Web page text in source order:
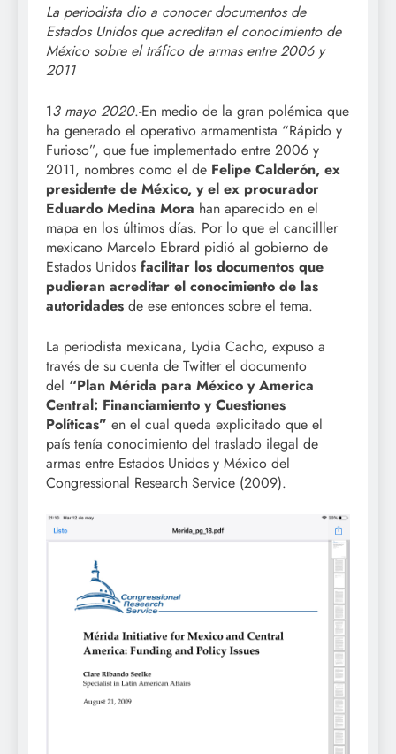
La periodista dio a conocer documentos de
Estados Unidos que acreditan el conocimiento de
México sobre el tráfico de armas entre 2006 y
2011
13 mayo 2020.-En medio de la gran polémica que
ha generado el operativo armamentista “Rápido y
Furioso”, que fue implementado entre 2006 y
2011, nombres como el de Felipe Calderón, ex
presidente de México, y el ex procurador
Eduardo Medina Mora han aparecido en el
mapa en los últimos días. Por lo que el cancilller
mexicano Marcelo Ebrard pidió al gobierno de
Estados Unidos facilitar los documentos que
pudieran acreditar el conocimiento de las
autoridades de ese entonces sobre el tema.
La periodista mexicana, Lydia Cacho, expuso a
través de su cuenta de Twitter el documento
del “Plan Mérida para México y America
Central: Financiamiento y Cuestiones
Políticas” en el cual queda explicitado que el
país tenía conocimiento del traslado ilegal de
armas entre Estados Unidos y México del
Congressional Research Service (2009).